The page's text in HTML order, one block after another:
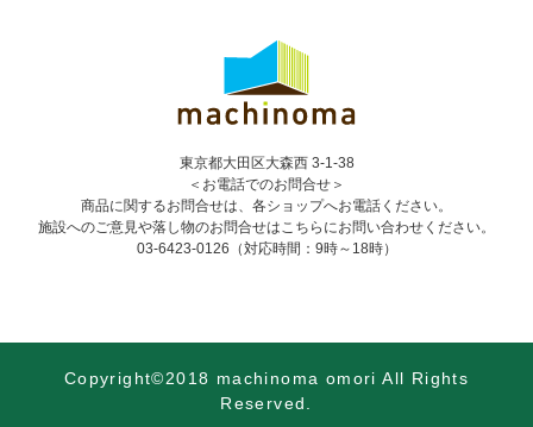
東京都大田区大森西 3-1-38
＜お電話でのお問合せ＞
商品に関するお問合せは、各ショップへお電話ください。
施設へのご意見や落し物のお問合せはこちらにお問い合わせください。
03-6423-0126 （対応時間：9時～18時）
Copyright©2018 machinoma omori All Rights
Reserved.